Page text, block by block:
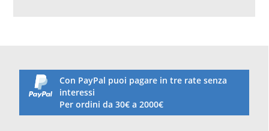
sempre uguale.
Ombreggiamento 90% - Riduzione vento 95%
Massimo trattamento ai raggi UV
Con PayPal puoi pagare in tre rate senza
interessi
Per ordini da 30€ a 2000€